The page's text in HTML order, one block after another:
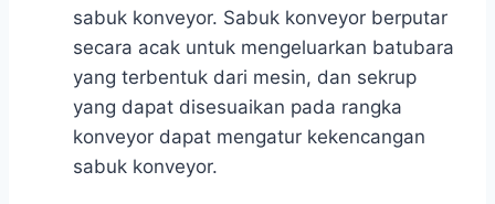
sabuk konveyor. Sabuk konveyor berputar
secara acak untuk mengeluarkan batubara
yang terbentuk dari mesin, dan sekrup
yang dapat disesuaikan pada rangka
konveyor dapat mengatur kekencangan
sabuk konveyor.